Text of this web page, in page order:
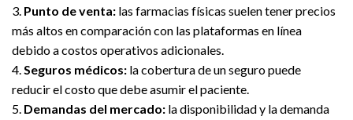
3. Punto de venta: las farmacias físicas suelen tener precios
más altos en comparación con las plataformas en línea
debido a costos operativos adicionales.
4.Seguros médicos: la cobertura de un seguro puede
reducir el costo que debe asumir el paciente.
5. Demandas del mercado: la disponibilidad y la demanda